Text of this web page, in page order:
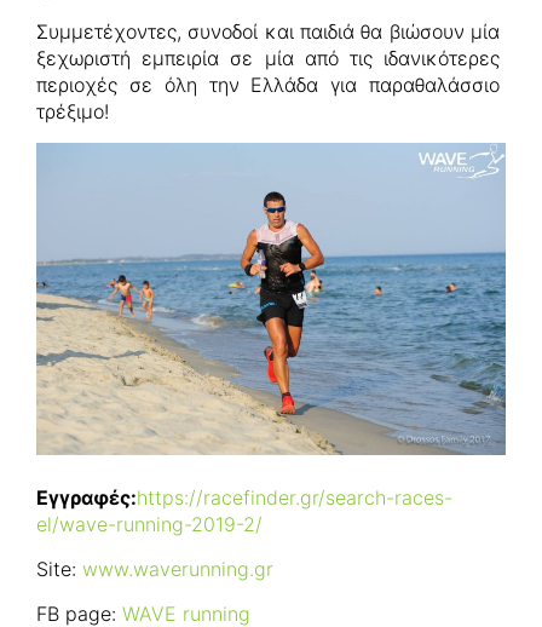
Συμμετέχοντες, συνοδοί και παιδιά θα βιώσουν μία
ξεχωριστή εμπειρία σε μία από τις ιδανικότερες
περιοχές σε όλη την Ελλάδα για παραθαλάσσιο
τρέξιμο!
Εγγραφές:https://racefinder.gr/search-races-
el/wave-running-2019-2/
Site: www.waverunning.gr
FB page: WAVE running